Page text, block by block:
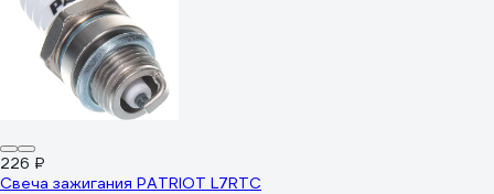
226 ₽
Свеча зажигания PATRIOT L7RTC